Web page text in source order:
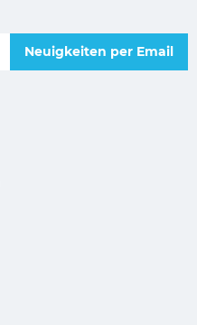
Neuigkeiten per Email